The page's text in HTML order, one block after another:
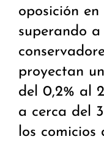
oposición
superando
proyectan
del 0,2% al
a cerca del
los comicios